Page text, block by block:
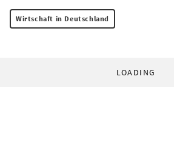
Wirtschaft in Deutschland
LOADING